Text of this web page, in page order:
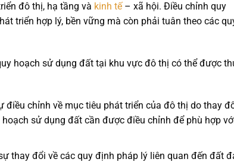
đô thị, hạ tầng và kinh tế– xã hội. Điều chỉnh quy
triển hợp lý, bền vững mà còn phải tuân theo các
hoạch sử dụng đất tại khu vực đô thị có thể được
điều chỉnh về mục tiêu phát triển của đô thị do thay
sử dụng đất cần được điều chỉnh để phù hợp
thay đổi về các quy định pháp lý liên quan đến đất